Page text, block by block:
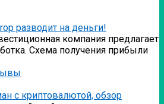
разводит на деньги!
компания предлагает
Схема получения прибыли
с криптовалютой, обзор